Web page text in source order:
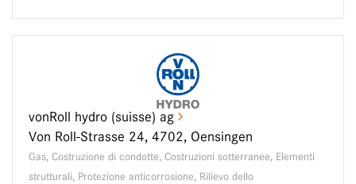
vonRoll hydro (suisse) ag
Von Roll-Strasse 24, 4702, Oensingen
Gas, Costruzione di condotte, Costruzioni sotterranee, Elementi
strutturali, Protezione anticorrosione, Rilievo dello